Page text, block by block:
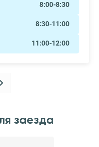
8:00-8:30
8:30-11:00
11:00-12:00
заезда